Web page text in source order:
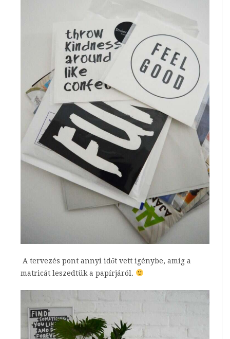
A tervezés pont annyi időt vett igénybe, amíg a
matricát leszedtük a papírjáról.